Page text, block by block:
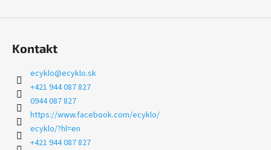
Kontakt
ecyklo@ecyklo.sk
+421 944 087 827
0944 087 827
https://www.facebook.com/ecyklo/
ecyklo/?hl=en
+421 944 087 827